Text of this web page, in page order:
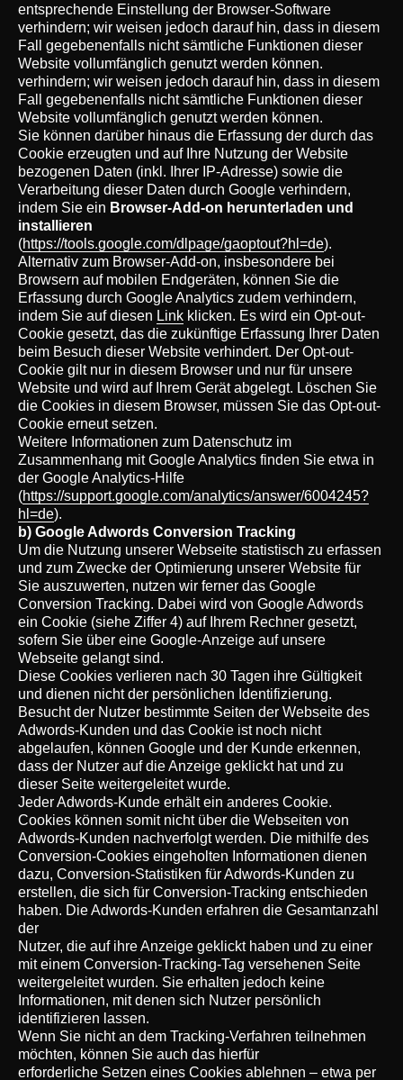
entsprechende Einstellung der Browser-Software
verhindern; wir weisen jedoch darauf hin, dass in diesem
Fall gegebenenfalls nicht sämtliche Funktionen dieser
Website vollumfänglich genutzt werden können.
verhindern; wir weisen jedoch darauf hin, dass in diesem
Fall gegebenenfalls nicht sämtliche Funktionen dieser
Website vollumfänglich genutzt werden können.
Sie können darüber hinaus die Erfassung der durch das
Cookie erzeugten und auf Ihre Nutzung der Website
bezogenen Daten (inkl. Ihrer IP-Adresse) sowie die
Verarbeitung dieser Daten durch Google verhindern,
indem Sie ein Browser-Add-on herunterladen und
installieren
(https://tools.google.com/dlpage/gaoptout?hl=de).
Alternativ zum Browser-Add-on, insbesondere bei
Browsern auf mobilen Endgeräten, können Sie die
Erfassung durch Google Analytics zudem verhindern,
indem Sie auf diesen Link klicken. Es wird ein Opt-out-
Cookie gesetzt, das die zukünftige Erfassung Ihrer Daten
beim Besuch dieser Website verhindert. Der Opt-out-
Cookie gilt nur in diesem Browser und nur für unsere
Website und wird auf Ihrem Gerät abgelegt. Löschen Sie
die Cookies in diesem Browser, müssen Sie das Opt-out-
Cookie erneut setzen.
Weitere Informationen zum Datenschutz im
Zusammenhang mit Google Analytics finden Sie etwa in
der Google Analytics-Hilfe
(https://support.google.com/analytics/answer/6004245?
hl=de).
b) Google Adwords Conversion Tracking
Um die Nutzung unserer Webseite statistisch zu erfassen
und zum Zwecke der Optimierung unserer Website für
Sie auszuwerten, nutzen wir ferner das Google
Conversion Tracking. Dabei wird von Google Adwords
ein Cookie (siehe Ziffer 4) auf Ihrem Rechner gesetzt,
sofern Sie über eine Google-Anzeige auf unsere
Webseite gelangt sind.
Diese Cookies verlieren nach 30 Tagen ihre Gültigkeit
und dienen nicht der persönlichen Identifizierung.
Besucht der Nutzer bestimmte Seiten der Webseite des
Adwords-Kunden und das Cookie ist noch nicht
abgelaufen, können Google und der Kunde erkennen,
dass der Nutzer auf die Anzeige geklickt hat und zu
dieser Seite weitergeleitet wurde.
Jeder Adwords-Kunde erhält ein anderes Cookie.
Cookies können somit nicht über die Webseiten von
Adwords-Kunden nachverfolgt werden. Die mithilfe des
Conversion-Cookies eingeholten Informationen dienen
dazu, Conversion-Statistiken für Adwords-Kunden zu
erstellen, die sich für Conversion-Tracking entschieden
haben. Die Adwords-Kunden erfahren die Gesamtanzahl
der
Nutzer, die auf ihre Anzeige geklickt haben und zu einer
mit einem Conversion-Tracking-Tag versehenen Seite
weitergeleitet wurden. Sie erhalten jedoch keine
Informationen, mit denen sich Nutzer persönlich
identifizieren lassen.
Wenn Sie nicht an dem Tracking-Verfahren teilnehmen
möchten, können Sie auch das hierfür
erforderliche Setzen eines Cookies ablehnen – etwa per